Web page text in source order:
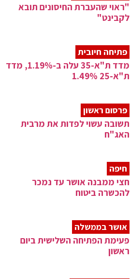
"ראוי שהעברת החיסונים תובא
לקבינט"
פתיחה חיובית
מדד ת"א-35 עלה ב-1.19%, מדד
ת"א-25 1.49%
פרסום ראשון
תשובה עשוי לפדות את מרבית
האג"ח
חיפה
חצי ממבנה אושר עד נמכר
להכשרה ביטוח
אושר בממשלה
פעימת הפתיחה השלישית ביום
ראשון